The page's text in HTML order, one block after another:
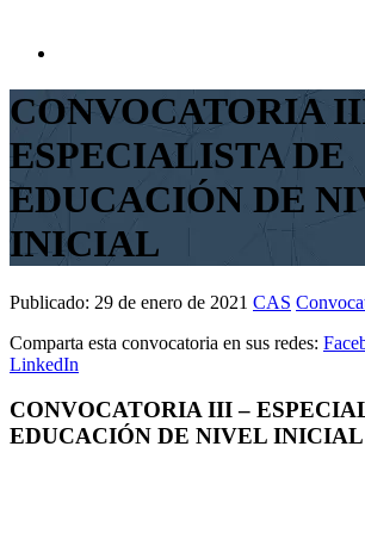
CONVOCATORIA
ESPECIALISTA DE
EDUCACIÓN DE
INICIAL
Publicado: 29 de enero de 2021 CAS
Comparta esta convocatoria en sus redes:
LinkedIn
CONVOCATORIA III –
EDUCACIÓN DE NIVEL INICIAL